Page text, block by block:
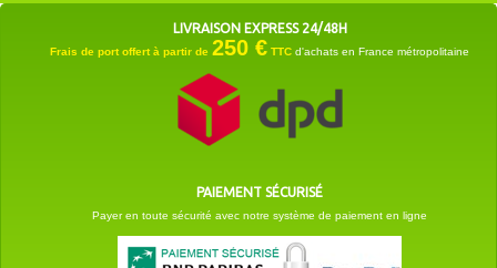
LIVRAISON EXPRESS 24/48H
Frais de port offert à partir de 250 € TTC d'achats en France métropolitaine
PAIEMENT SÉCURISÉ
Payer en toute sécurité avec notre système de paiement en ligne